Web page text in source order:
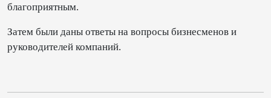
благоприятным.
Затем были даны ответы на вопросы бизнесменов и
руководителей компаний.